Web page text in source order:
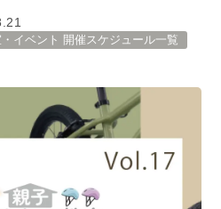
イベント 開催スケジュール一覧